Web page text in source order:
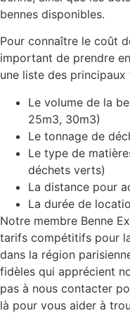
bennes disponibles.
Pour connaître le coût
important de prendre
une liste des
Le volume de la
25m3, 30m3)
Le tonnage de
Le type de
déchets verts)
La distance pour
La durée de
Notre membre Benne
tarifs compétitifs pour
dans la région
fidèles qui apprécient
pas à nous contacter
là pour vous aider à